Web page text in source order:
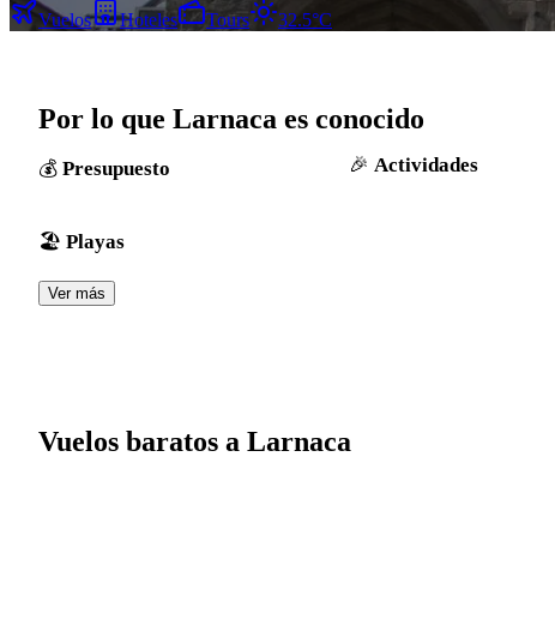
Vuelos
Hoteles Tours 32.5°C
Por lo que Larnaca es conocido
Presupuesto Actividades
Playas
Ver más
Vuelos baratos a Larnaca